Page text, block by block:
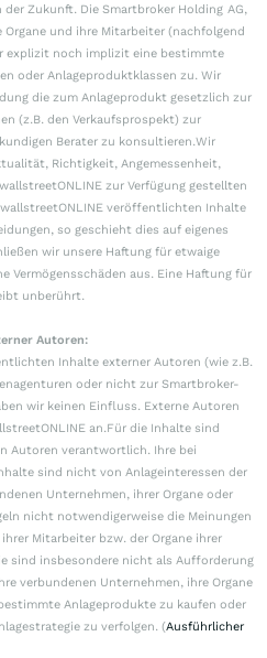
der Zukunft. Die Smartbroker Holding AG,
und ihre Mitarbeiter (nachfolgend
explizit noch implizit eine bestimmte
oder Anlageproduktklassen zu. Wir
die zum Anlageprodukt gesetzlich zur
(z.B. den Verkaufsprospekt) zur
Berater zu konsultieren.Wir
Richtigkeit, Angemessenheit,
zur Verfügung gestellten
veröffentlichten Inhalte
so geschieht dies auf eigenes
wir unsere Haftung für etwaige
Vermögensschäden aus. Eine Haftung für
unberührt.
Autoren:
Inhalte externer Autoren (wie z.B.
oder nicht zur Smartbroker-
wir keinen Einfluss. Externe Autoren
an.Für die Inhalte sind
Autoren verantwortlich. Ihre bei
sind nicht von Anlageinteressen der
Unternehmen, ihrer Organe oder
nicht notwendigerweise die Meinungen
Mitarbeiter bzw. der Organe ihrer
sind insbesondere nicht als Aufforderung
verbundenen Unternehmen, ihre Organe
Anlageprodukte zu kaufen oder
zu verfolgen. (Ausführlicher